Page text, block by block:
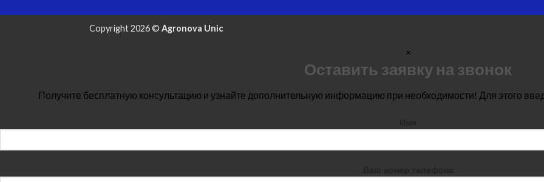
Copyright 2026 © Agronova Unic
×
Оставить заявку на звонок
Получите бесплатную консультацию и узнайте дополнительную информацию при необходимости! Для этого